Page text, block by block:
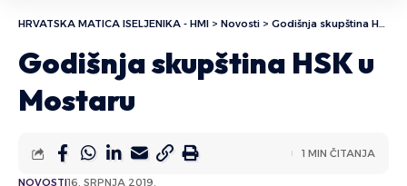
HRVATSKA MATICA ISELJENIKA - HMI > Novosti > Godišnja skupština HSK u Mostaru
Godišnja skupština HSK u
Mostaru
NOVOSTI16. SRPNJA 2019.
1 MIN ČITANJA